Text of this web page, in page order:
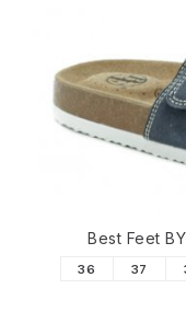
Best Feet
36 37